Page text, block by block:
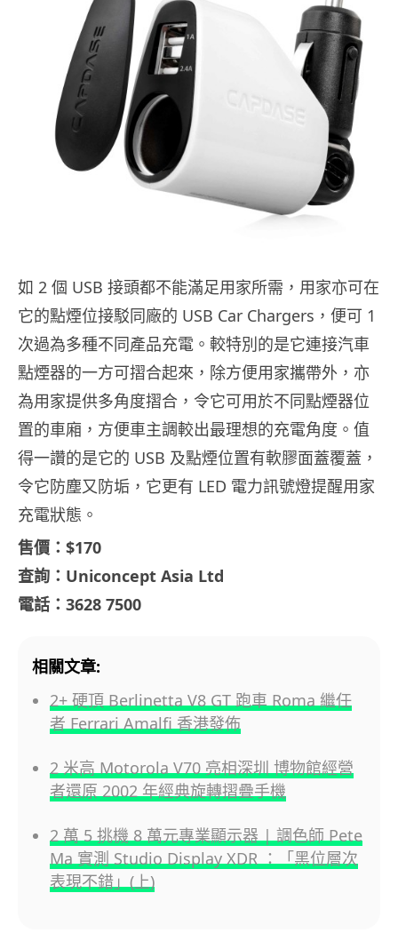
如 2 個 USB 接頭都不能滿足用家所需，用家亦可在
它的點煙位接駁同廠的 USB Car Chargers，便可 1
次過為多種不同產品充電。較特別的是它連接汽車
點煙器的一方可摺合起來，除方便用家攜帶外，亦
為用家提供多角度摺合，令它可用於不同點煙器位
置的車廂，方便車主調較出最理想的充電角度。值
得一讚的是它的 USB 及點煙位置有軟膠面蓋覆蓋，
令它防塵又防垢，它更有 LED 電力訊號燈提醒用家
充電狀態。
售價：$170
查詢：Uniconcept Asia Ltd
電話：3628 7500
相關文章:
2+ 硬頂 Berlinetta V8 GT 跑車 Roma 繼任
者 Ferrari Amalfi 香港發佈
2 米高 Motorola V70 亮相深圳 博物館經營
者還原 2002 年經典旋轉摺疊手機
2 萬 5 挑機 8 萬元專業顯示器 | 調色師 Pete
Ma 實測 Studio Display XDR ：「黑位層次
表現不錯」(上)